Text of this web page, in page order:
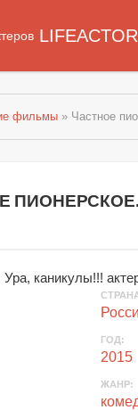
фильмы » Частное
ГОД:
2015
ЖАНР: